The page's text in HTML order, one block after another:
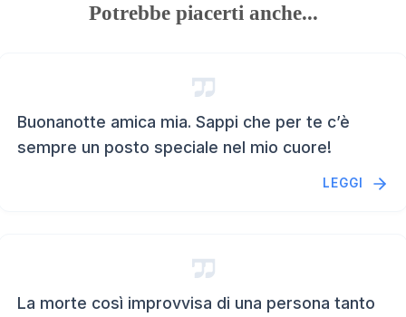
Potrebbe piacerti anche...
Buonanotte amica mia. Sappi che per te c’è
sempre un posto speciale nel mio cuore!
LEGGI
La morte così improvvisa di una persona tanto